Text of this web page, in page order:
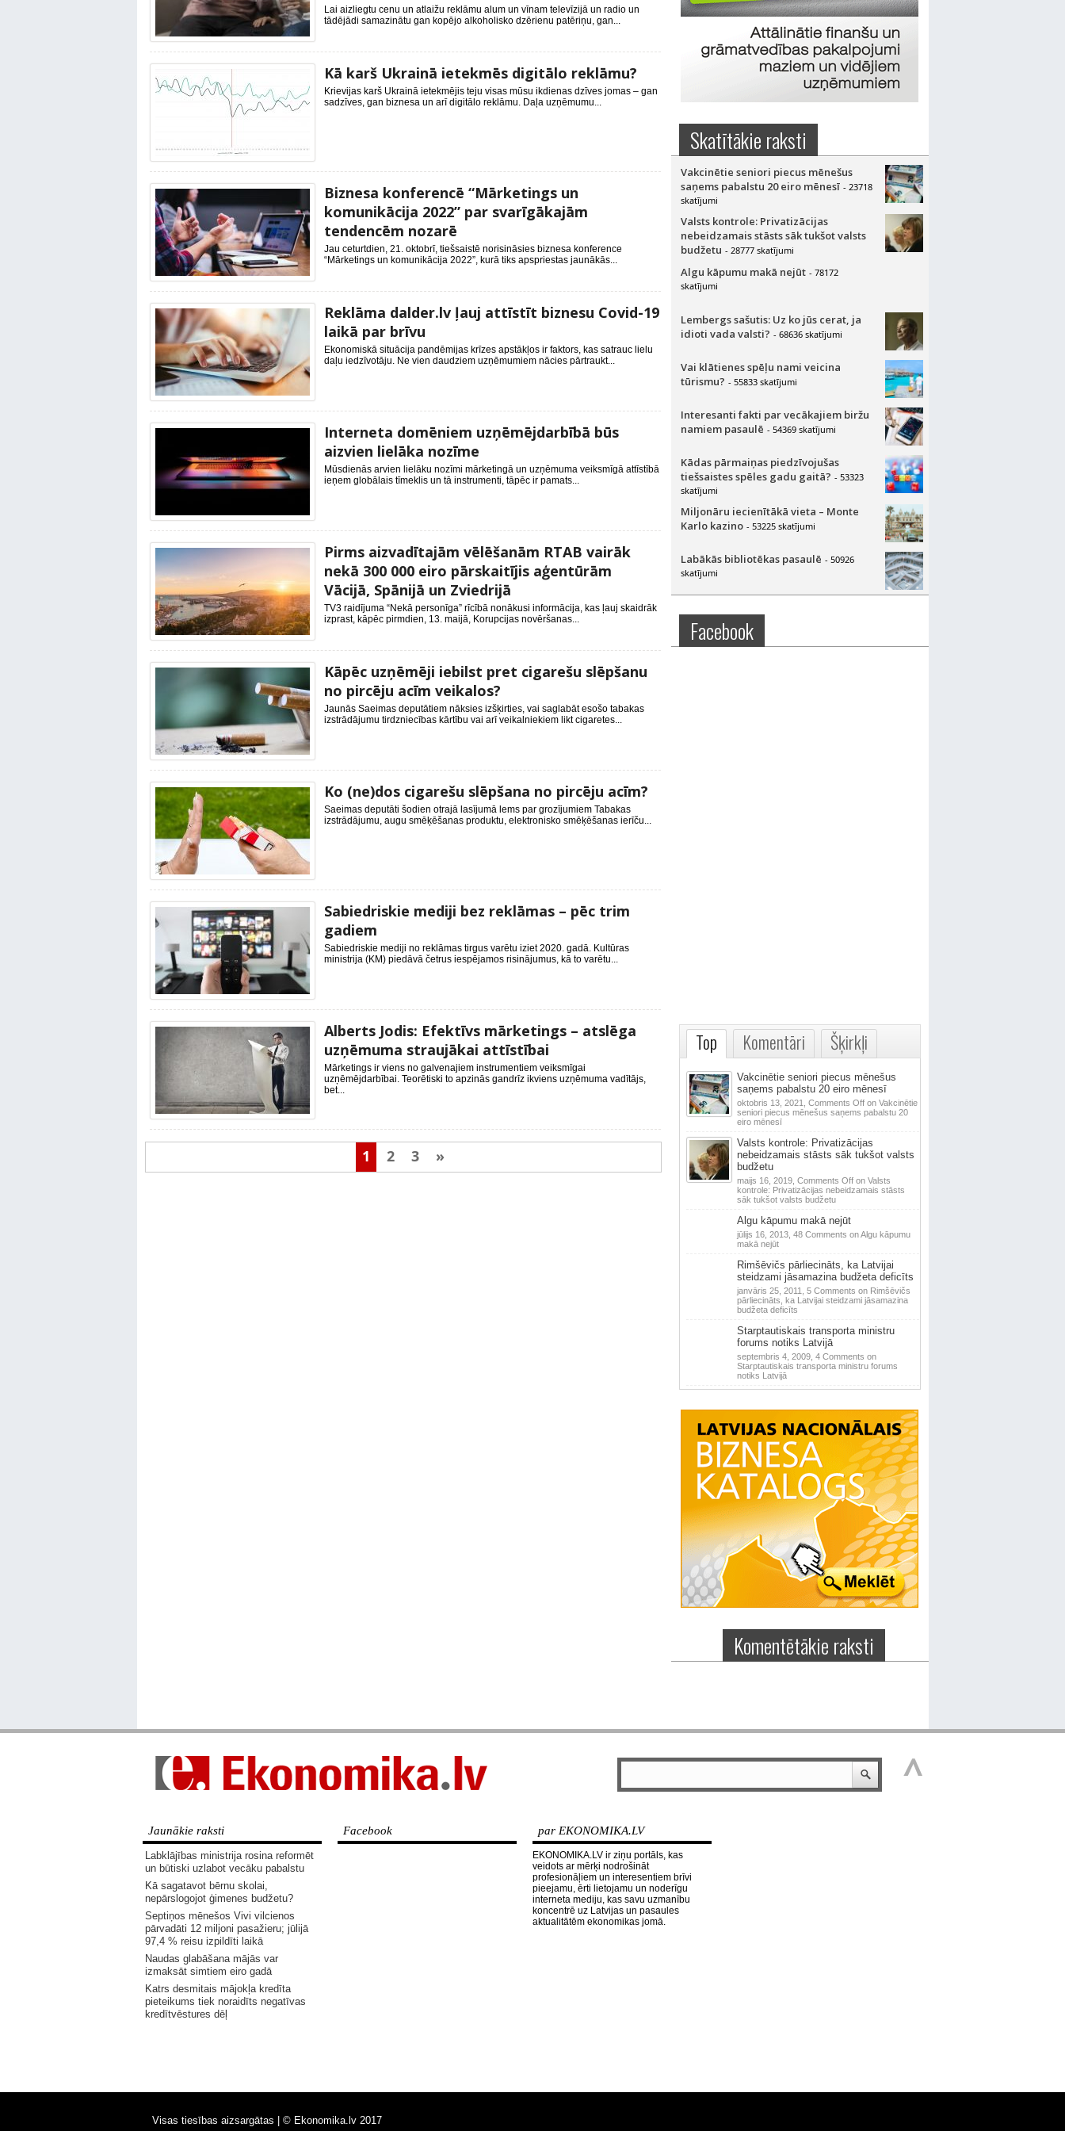
Lai aizliegtu cenu un atlaižu reklāmu alum un vīnam televīzijā un radio un
tādējādi samazinātu gan kopējo alkoholisko dzērienu patēriņu, gan...
Kā karš Ukrainā ietekmēs digitālo reklāmu?
Krievijas karš Ukrainā ietekmējis teju visas mūsu ikdienas dzīves jomas – gan
sadzīves, gan biznesa un arī digitālo reklāmu. Daļa uzņēmumu...
Biznesa konferencē “Mārketings un
komunikācija 2022” par svarīgākajām
tendencēm nozarē
Jau ceturtdien, 21. oktobrī, tiešsaistē norisināsies biznesa konference
“Mārketings un komunikācija 2022”, kurā tiks apspriestas jaunākās...
Reklāma dalder.lv ļauj attīstīt biznesu Covid-19
laikā par brīvu
Ekonomiskā situācija pandēmijas krīzes apstākļos ir faktors, kas satrauc lielu
daļu iedzīvotāju. Ne vien daudziem uzņēmumiem nācies pārtraukt...
Interneta domēniem uzņēmējdarbībā būs
aizvien lielāka nozīme
Mūsdienās arvien lielāku nozīmi mārketingā un uzņēmuma veiksmīgā attīstībā
ieņem globālais tīmeklis un tā instrumenti, tāpēc ir pamats...
Pirms aizvadītajām vēlēšanām RTAB vairāk
nekā 300 000 eiro pārskaitījis aģentūrām
Vācijā, Spānijā un Zviedrijā
TV3 raidījuma “Nekā personīga” rīcībā nonākusi informācija, kas ļauj skaidrāk
izprast, kāpēc pirmdien, 13. maijā, Korupcijas novēršanas...
Kāpēc uzņēmēji iebilst pret cigarešu slēpšanu
no pircēju acīm veikalos?
Jaunās Saeimas deputātiem nāksies izšķirties, vai saglabāt esošo tabakas
izstrādājumu tirdzniecības kārtību vai arī veikalniekiem likt cigaretes...
Ko (ne)dos cigarešu slēpšana no pircēju acīm?
Saeimas deputāti šodien otrajā lasījumā lems par grozījumiem Tabakas
izstrādājumu, augu smēķēšanas produktu, elektronisko smēķēšanas ierīču...
Sabiedriskie mediji bez reklāmas – pēc trim
gadiem
Sabiedriskie mediji no reklāmas tirgus varētu iziet 2020. gadā. Kultūras
ministrija (KM) piedāvā četrus iespējamos risinājumus, kā to varētu...
Alberts Jodis: Efektīvs mārketings – atslēga
uzņēmuma straujākai attīstībai
Mārketings ir viens no galvenajiem instrumentiem veiksmīgai
uzņēmējdarbībai. Teorētiski to apzinās gandrīz ikviens uzņēmuma vadītājs,
bet...
1 2 3 »
Skatītākie raksti
Vakcinētie seniori piecus mēnešus
saņems pabalstu 20 eiro mēnesī - 23718
skatījumi
Valsts kontrole: Privatizācijas
nebeidzamais stāsts sāk tukšot valsts
budžetu - 28777 skatījumi
Algu kāpumu makā nejūt - 78172
skatījumi
Lembergs sašutis: Uz ko jūs cerat, ja
idioti vada valsti? - 68636 skatījumi
Vai klātienes spēļu nami veicina
tūrismu? - 55833 skatījumi
Interesanti fakti par vecākajiem biržu
namiem pasaulē - 54369 skatījumi
Kādas pārmaiņas piedzīvojušas
tiešsaistes spēles gadu gaitā? - 53323
skatījumi
Miljonāru iecienītākā vieta – Monte
Karlo kazino - 53225 skatījumi
Labākās bibliotēkas pasaulē - 50926
skatījumi
Facebook
Top Komentāri Šķirkļi
Vakcinētie seniori piecus mēnešus
saņems pabalstu 20 eiro mēnesī
oktobris 13, 2021, Comments Offon Vakcinētie
seniori piecus mēnešus saņems pabalstu 20
eiro mēnesī
Valsts kontrole: Privatizācijas
nebeidzamais stāsts sāk tukšot valsts
budžetu
maijs 16, 2019, Comments Offon Valsts
kontrole: Privatizācijas nebeidzamais stāsts
sāk tukšot valsts budžetu
Algu kāpumu makā nejūt
jūlijs 16, 2013, 48 Comments on Algu kāpumu
makā nejūt
Rimšēvičs pārliecināts, ka Latvijai
steidzami jāsamazina budžeta deficīts
janvāris 25, 2011, 5 Comments on Rimšēvičs
pārliecināts, ka Latvijai steidzami jāsamazina
budžeta deficīts
Starptautiskais transporta ministru
forums notiks Latvijā
septembris 4, 2009, 4 Comments on
Starptautiskais transporta ministru forums
notiks Latvijā
Komentētākie raksti
Jaunākie raksti
Labklājības ministrija rosina reformēt
un būtiski uzlabot vecāku pabalstu
Kā sagatavot bērnu skolai,
nepārslogojot ģimenes budžetu?
Septiņos mēnešos Vivi vilcienos
pārvadāti 12 miljoni pasažieru; jūlijā
97,4 % reisu izpildīti laikā
Naudas glabāšana mājās var
izmaksāt simtiem eiro gadā
Katrs desmitais mājokļa kredīta
pieteikums tiek noraidīts negatīvas
kredītvēstures dēļ
Facebook par EKONOMIKA.LV
EKONOMIKA.LV ir ziņu portāls, kas
veidots ar mērķi nodrošināt
profesionāļiem un interesentiem brīvi
pieejamu, ērti lietojamu un noderīgu
interneta mediju, kas savu uzmanību
koncentrē uz Latvijas un pasaules
aktualitātēm ekonomikas jomā.
Visas tiesības aizsargātas | © Ekonomika.lv 2017